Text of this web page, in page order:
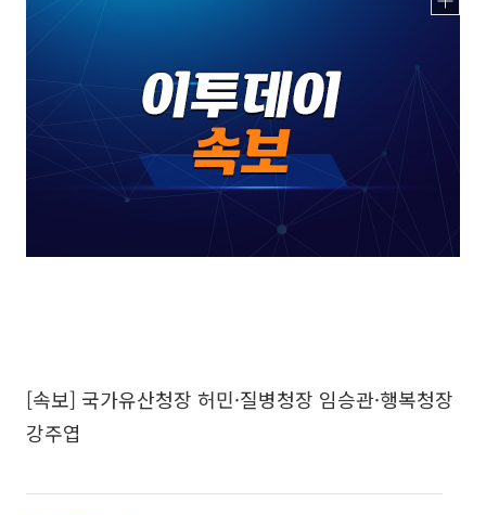
[속보] 국가유산청장 허민·질병청장 임승관·행복청장
강주엽